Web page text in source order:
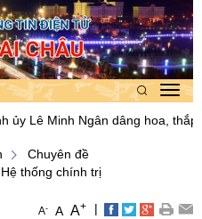
Ngân dâng hoa, thắp hương
Chuyên đề
thống chính trị
A- A A+ |